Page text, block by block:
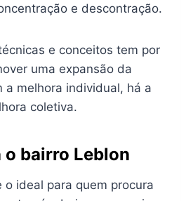
e descontração.
e conceitos tem por
uma expansão da
a melhora individual, há a
coletiva.
o bairro Leblon
o ideal para quem procura